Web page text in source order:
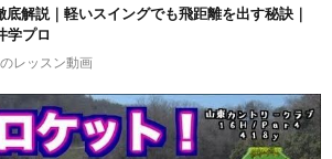
解説｜軽いスイングでも飛距離を出す秘訣｜
学プロ
レッスン動画